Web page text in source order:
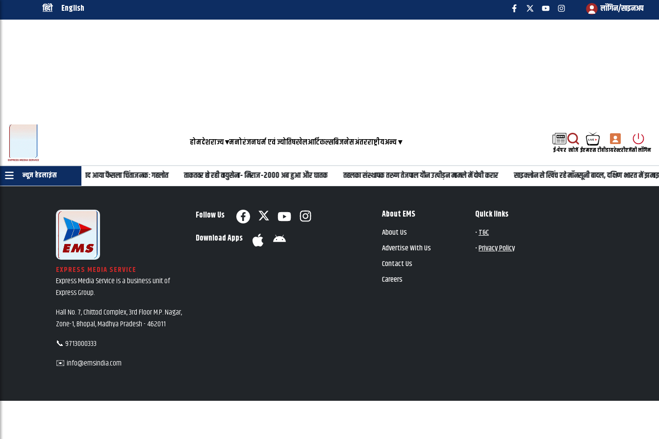
हिंदी English लॉगिन/साइनअप
होमदेशराज्य▾मनोरंजनधर्म एवं ज्योतिषखेलआर्टिकल्सबिजनेसअंतरराष्ट्रीयअन्य▾
ई-पेपर खोजें ईएमएस टीवीडायरेक्टरीएजेंसी लॉगिन
न्यूज़ हेडलाइंस
के सभी 40 आरोपी बरी, 11 साल बाद आया फैसला चिंताजनक: गहलोत ताकतवर हो रही वायुसेना- मिराज-2000 अब हुआ और घातक तहलका संस्थापक तरुण तेजपाल यौन उत्पीड़न मामले में दोषी करार साइक्लोन से खिंच रहे मॉनसूनी बादल, दक्षिण भारत में
EXPRESS MEDIA SERVICE
Express Media Service is a business unit of
Express Group.
Hall No. 7, Chittod Complex, 3rd Floor M.P. Nagar,
Zone-1, Bhopal, Madhya Pradesh - 462011
📞 9713000333
✉️ info@emsindia.com
Follow Us
Download Apps
About EMS
About Us
Advertise With Us
Contact Us
Careers
Quick links
•T&C
•Privacy Policy